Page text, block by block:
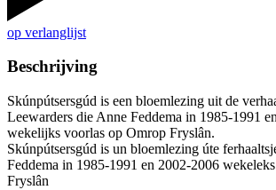
op verlanglijst
Beschrijving
Skúnpútsersgúd is een bloemlezing uit de
Leewarders die Anne Feddema in 1985-1991
wekelijks voorlas op Omrop Fryslân.
Skúnpútsersgúd is un bloemlezing úte
Feddema in 1985-1991 en 2002-2006
Fryslân